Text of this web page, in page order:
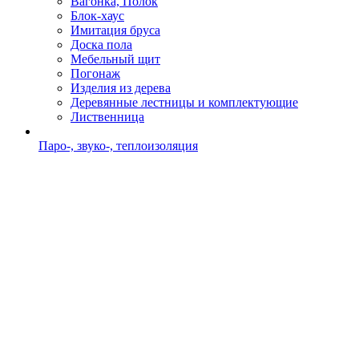
Блок-хаус
Имитация бруса
Доска пола
Мебельный щит
Погонаж
Изделия из дерева
Деревянные лестницы и комплектующие
Лиственница
Паро-, звуко-, теплоизоляция